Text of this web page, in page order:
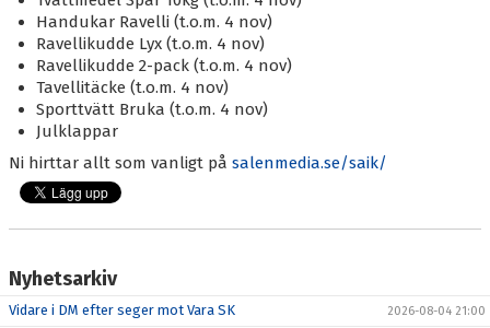
Handukar Ravelli (t.o.m. 4 nov)
Ravellikudde Lyx (t.o.m. 4 nov)
Ravellikudde 2-pack (t.o.m. 4 nov)
Tavellitäcke (t.o.m. 4 nov)
Sporttvätt Bruka (t.o.m. 4 nov)
Julklappar
Ni hirttar allt som vanligt på salenmedia.se/saik/
Nyhetsarkiv
Vidare i DM efter seger mot Vara SK 2026-08-04 21:00